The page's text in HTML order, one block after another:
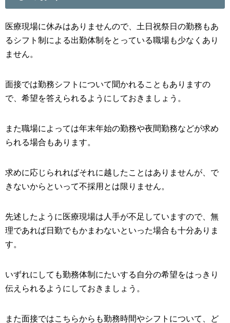
医療現場に休みはありませんので、土日祝祭日の勤務もあ
るシフト制による出勤体制をとっている職場も少なくあり
ません。
面接では勤務シフトについて聞かれることもありますの
で、希望を答えられるようにしておきましょう。
また職場によっては年末年始の勤務や夜間勤務などが求め
られる場合もあります。
求めに応じられればそれに越したことはありませんが、で
きないからといって不採用とは限りません。
先述したように医療現場は人手が不足していますので、無
理であれば日勤でもかまわないといった場合も十分ありま
す。
いずれにしても勤務体制にたいする自分の希望をはっきり
伝えられるようにしておきましょう。
また面接ではこちらからも勤務時間やシフトについて、ど